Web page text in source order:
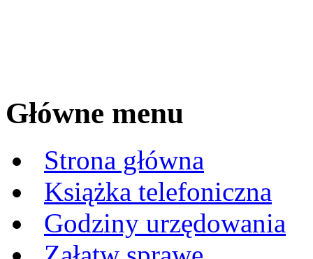
Główne menu
Strona główna
Książka telefoniczna
Godziny urzędowania